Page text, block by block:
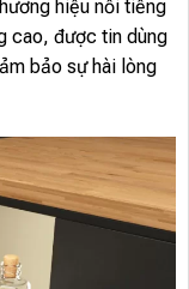
hiệu nổi tiếng
cao, được tin dùng
bảo sự hài lòng